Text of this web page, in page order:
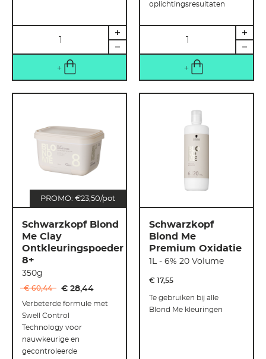
oplichtingsresultaten
PROMO: €23,50/pot
Schwarzkopf Blond
Me Clay
Ontkleuringspoeder
8+
350g
€ 60,44 € 28,44
Verbeterde formule met
Swell Control
Technology voor
nauwkeurige en
gecontroleerde
Schwarzkopf
Blond Me
Premium Oxidatie
1L - 6% 20 Volume
€ 17,55
Te gebruiken bij alle
Blond Me kleuringen